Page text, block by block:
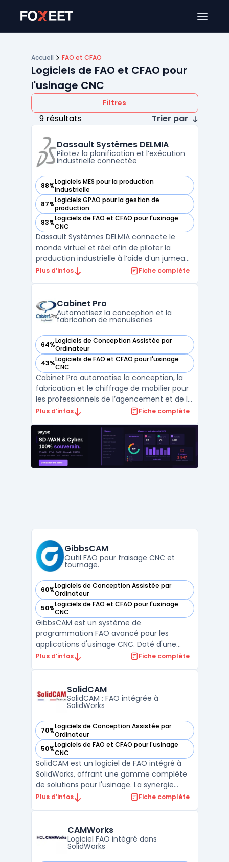
Accueil FAO et CFAO
Logiciels de FAO et CFAO pour
l'usinage CNC
Filtres
9 résultats Trier par
Dassault Systèmes DELMIA
Pilotez la planification et l’exécution
industrielle connectée
88%Logiciels MES pour la production
industrielle
— voir Dassault Systèmes DELMIA dans cette catégorie
87%Logiciels GPAO pour la gestion de
production
— voir Dassault Systèmes DELMIA dans cette catégorie
83%Logiciels de FAO et CFAO pour l'usinage
CNC
— voir Dassault Systèmes DELMIA dans cette catégorie
Dassault Systèmes DELMIA connecte le
monde virtuel et réel afin de piloter la
production industrielle à l’aide d’un jumeau
numérique. Le logiciel est conçu pour
simulation et l’exécution sont au cœur de
la gestion de ...
Plus d’infos Fiche complète
Cabinet Pro
Automatisez la conception et la
fabrication de menuiseries
64%Logiciels de Conception Assistée par
Ordinateur
— voir Cabinet Pro dans cette catégorie
43%Logiciels de FAO et CFAO pour l'usinage
CNC
— voir Cabinet Pro dans cette catégorie
Cabinet Pro automatise la conception, la
fabrication et le chiffrage de mobilier pour
les professionnels de l’agencement et de la
menuiserie, en intégrant la gestion
production dans un environnement unique.
Les utilisateurs ciblent les pilotes de flux
industriels ...
Plus d’infos Fiche complète
GibbsCAM
Outil FAO pour fraisage CNC et
tournage.
60%Logiciels de Conception Assistée par
Ordinateur
— voir GibbsCAM dans cette catégorie
50%Logiciels de FAO et CFAO pour l'usinage
CNC
— voir GibbsCAM dans cette catégorie
GibbsCAM est un système de
programmation FAO avancé pour les
applications d'usinage CNC. Doté d'une
interface utilisateur intuitive, il offre une
multitâche.Ses outils sophistiqués offrent
une flexibilité pour s'adapter ...
Plus d’infos Fiche complète
SolidCAM
SolidCAM : FAO intégrée à
SolidWorks
70%Logiciels de Conception Assistée par
Ordinateur
— voir SolidCAM dans cette catégorie
50%Logiciels de FAO et CFAO pour l'usinage
CNC
— voir SolidCAM dans cette catégorie
SolidCAM est un logiciel de FAO intégré à
SolidWorks, offrant une gamme complète
de solutions pour l'usinage. La synergie
entre les deux outils garantit une transition
fraisage, au tournage, et à l'électroérosion
à fil, SolidCAM ...
Plus d’infos Fiche complète
CAMWorks
Logiciel FAO intégré dans
SolidWorks